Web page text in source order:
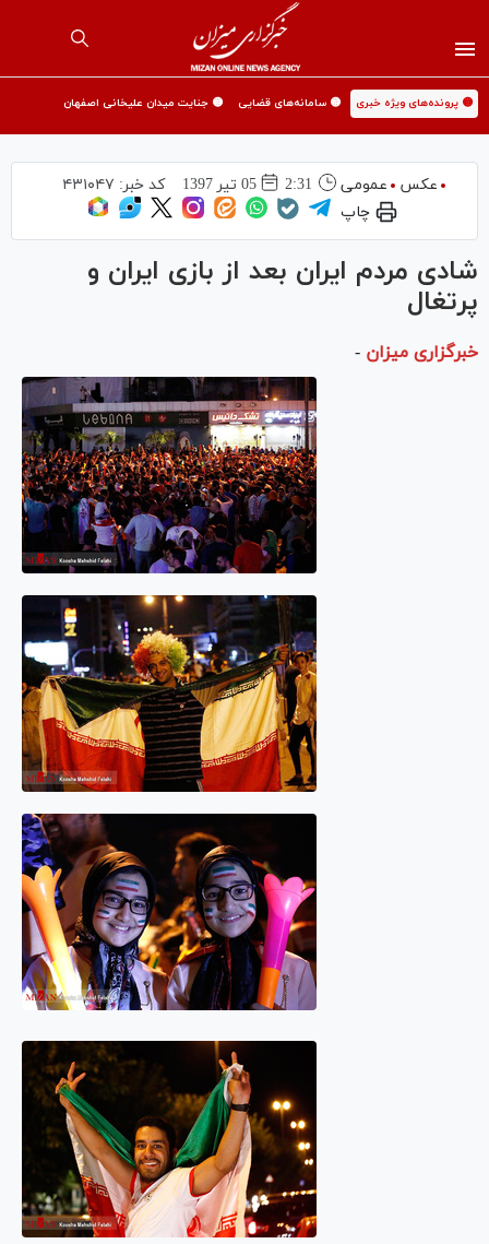
🟡 پرونده‌های ویژه خبری 🟡 سامانه‌های قضایی 🟡 جنایت میدان علیخانی اصفهان
عکس عمومی 2:31 05 تير 1397 کد خبر: ۴۳۱۰۴۷
چاپ
شادی مردم ایران بعد از بازی ایران و
پرتغال
خبرگزاری میزان -